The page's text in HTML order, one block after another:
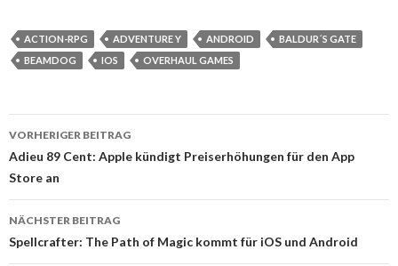
ACTION-RPG ADVENTURE Y ANDROID
BALDUR´S GATE
BEAMDOG
IOS OVERHAUL GAMES
Beitragsnavigation
VORHERIGER BEITRAG
Adieu 89 Cent: Apple kündigt Preiserhöhungen für den App
Store an
NÄCHSTER BEITRAG
Spellcrafter: The Path of Magic kommt für iOS und Android